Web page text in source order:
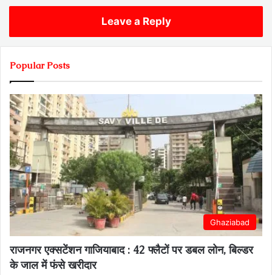
Leave a Reply
Popular Posts
Ghaziabad
राजनगर एक्सटेंशन गाजियाबाद : 42 फ्लैटों पर डबल लोन, बिल्डर
के जाल में फंसे खरीदार